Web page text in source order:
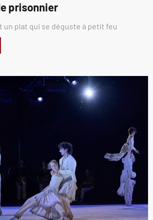
prisonnier
un plat qui se déguste à petit feu